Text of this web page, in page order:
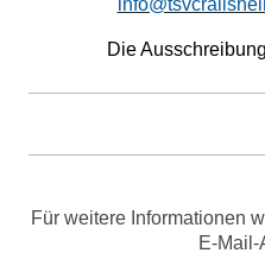
Die
Für weitere Informationen
E-Mail-